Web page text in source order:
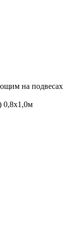
на подвесах
0,8х1,0м